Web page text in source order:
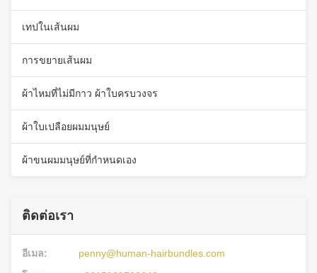
เทปในเส้นผม
การขยายเส้นผม
ผ้าไหมที่ไม่มีกาว ผ้าใบครบวงจร
ผ้าใบเปลือยผมมนุษย์
ผ้าขนผมมนุษย์ที่กําหนดเอง
ติดต่อเรา
อีเมล:
penny@human-hairbundles.com